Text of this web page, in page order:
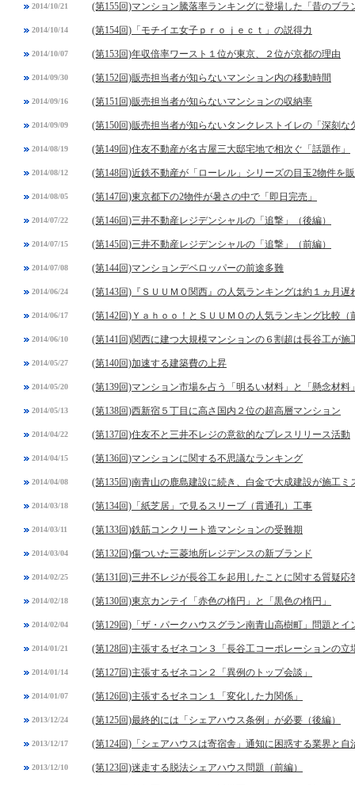
2014/10/21 (第155回)マンション騰落率ランキングに登場した「昔のブラ
2014/10/14 (第154回)「モチイエ女子ｐｒｏｊｅｃｔ」の説得力
2014/10/07 (第153回)年収倍率ワースト１位が東京、２位が京都の理由
2014/09/30 (第152回)販売担当者が知らないマンション内の移動時間
2014/09/16 (第151回)販売担当者が知らないマンションの収納率
2014/09/09 (第150回)販売担当者が知らないタンクレストイレの「深刻な
2014/08/19 (第149回)住友不動産が名古屋三大邸宅地で相次ぐ「話題作」
2014/08/12 (第148回)近鉄不動産が「ローレル」シリーズの目玉2物件を
2014/08/05 (第147回)東京都下の2物件が暑さの中で「即日完売」
2014/07/22 (第146回)三井不動産レジデンシャルの「追撃」（後編）
2014/07/15 (第145回)三井不動産レジデンシャルの「追撃」（前編）
2014/07/08 (第144回)マンションデベロッパーの前途多難
2014/06/24 (第143回)『ＳＵＵＭＯ関西』の人気ランキングは約１ヵ月遅
2014/06/17 (第142回)Ｙａｈｏｏ！とＳＵＵＭＯの人気ランキング比較（
2014/06/10 (第141回)関西に建つ大規模マンションの６割超は長谷工が施
2014/05/27 (第140回)加速する建築費の上昇
2014/05/20 (第139回)マンション市場を占う「明るい材料」と「懸念材料
2014/05/13 (第138回)西新宿５丁目に高さ国内２位の超高層マンション
2014/04/22 (第137回)住友不と三井不レジの意欲的なプレスリリース活動
2014/04/15 (第136回)マンションに関する不思議なランキング
2014/04/08 (第135回)南青山の鹿島建設に続き、白金で大成建設が施工ミ
2014/03/18 (第134回)「紙芝居」で見るスリーブ（貫通孔）工事
2014/03/11 (第133回)鉄筋コンクリート造マンションの受難期
2014/03/04 (第132回)傷ついた三菱地所レジデンスの新ブランド
2014/02/25 (第131回)三井不レジが長谷工を起用したことに関する質疑応
2014/02/18 (第130回)東京カンテイ「赤色の楕円」と「黒色の楕円」
2014/02/04 (第129回)「ザ・パークハウスグラン南青山高樹町」問題とイ
2014/01/21 (第128回)主張するゼネコン３「長谷工コーポレーションの立
2014/01/14 (第127回)主張するゼネコン２「異例のトップ会談」
2014/01/07 (第126回)主張するゼネコン１「変化した力関係」
2013/12/24 (第125回)最終的には「シェアハウス条例」が必要（後編）
2013/12/17 (第124回)「シェアハウスは寄宿舎」通知に困惑する業界と自
2013/12/10 (第123回)迷走する脱法シェアハウス問題（前編）